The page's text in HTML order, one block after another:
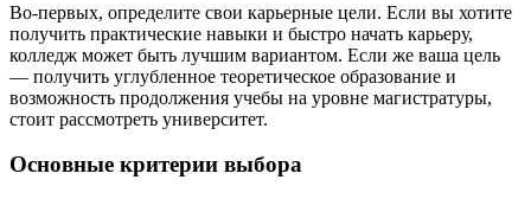
Во-первых, определите свои карьерные цели. Если вы хотите
получить практические навыки и быстро начать карьеру,
колледж может быть лучшим вариантом. Если же ваша цель
— получить углубленное теоретическое образование и
возможность продолжения учебы на уровне магистратуры,
стоит рассмотреть университет.
Основные критерии выбора